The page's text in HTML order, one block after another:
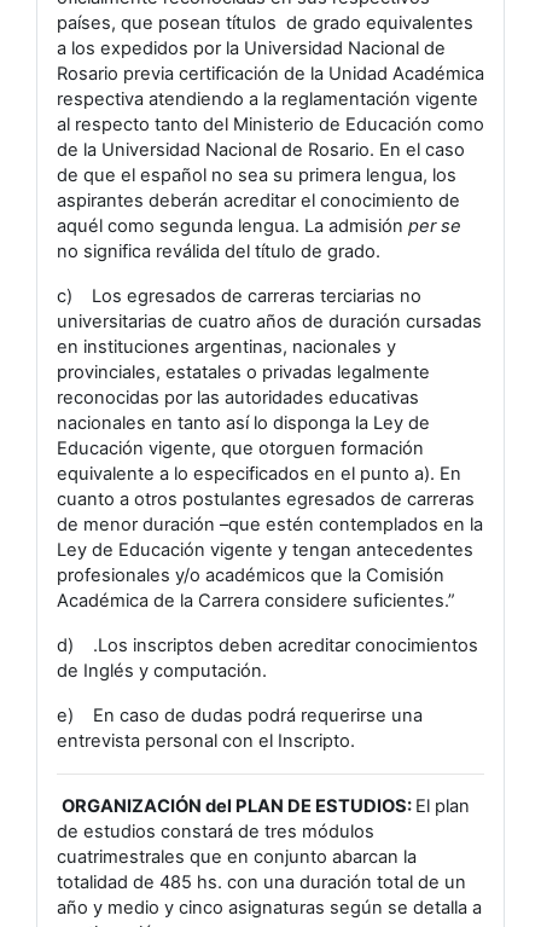
países, que posean títulos de grado equivalentes
a los expedidos por la Universidad Nacional de
Rosario previa certificación de la Unidad Académica
respectiva atendiendo a la reglamentación vigente
al respecto tanto del Ministerio de Educación como
de la Universidad Nacional de Rosario. En el caso
de que el español no sea su primera lengua, los
aspirantes deberán acreditar el conocimiento de
aquél como segunda lengua. La admisión per se
no significa reválida del título de grado.
c) Los egresados de carreras terciarias no
universitarias de cuatro años de duración cursadas
en instituciones argentinas, nacionales y
provinciales, estatales o privadas legalmente
reconocidas por las autoridades educativas
nacionales en tanto así lo disponga la Ley de
Educación vigente, que otorguen formación
equivalente a lo especificados en el punto a). En
cuanto a otros postulantes egresados de carreras
de menor duración –que estén contemplados en la
Ley de Educación vigente y tengan antecedentes
profesionales y/o académicos que la Comisión
Académica de la Carrera considere suficientes.”
d) .Los inscriptos deben acreditar conocimientos
de Inglés y computación.
e) En caso de dudas podrá requerirse una
entrevista personal con el Inscripto.
ORGANIZACIÓN del PLAN DE ESTUDIOS: El plan
de estudios constará de tres módulos
cuatrimestrales que en conjunto abarcan la
totalidad de 485 hs. con una duración total de un
año y medio y cinco asignaturas según se detalla a